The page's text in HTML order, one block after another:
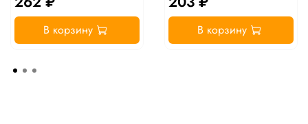
В корзину В корзину